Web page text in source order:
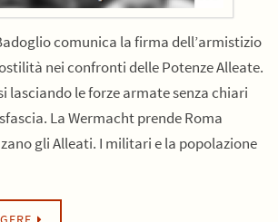
comunica la firma dell’armistizio
nei confronti delle Potenze Alleate.
lasciando le forze armate senza chiari
La Wermacht prende Roma
gli Alleati. I militari e la popolazione